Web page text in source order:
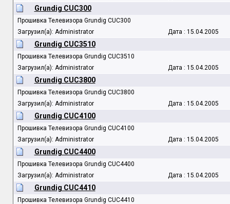
Grundig CUC300
Прошивка Телевизора Grundig CUC300
Загрузил(а): Administrator
Дата : 15.04.2005
Grundig CUC3510
Прошивка Телевизора Grundig CUC3510
Загрузил(а): Administrator
Дата : 15.04.2005
Grundig CUC3800
Прошивка Телевизора Grundig CUC3800
Загрузил(а): Administrator
Дата : 15.04.2005
Grundig CUC4100
Прошивка Телевизора Grundig CUC4100
Загрузил(а): Administrator
Дата : 15.04.2005
Grundig CUC4400
Прошивка Телевизора Grundig CUC4400
Загрузил(а): Administrator
Дата : 15.04.2005
Grundig CUC4410
Прошивка Телевизора Grundig CUC4410